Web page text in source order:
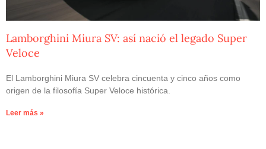
Lamborghini Miura SV: así nació el legado Super
Veloce
El Lamborghini Miura SV celebra cincuenta y cinco años como
origen de la filosofía Super Veloce histórica.
Leer más »